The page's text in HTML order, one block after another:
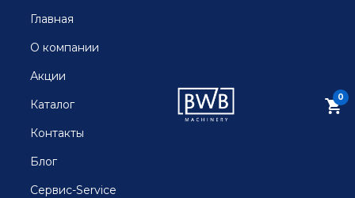
Главная
О компании
Акции
Каталог
Контакты
Блог
Сервис-Service
0